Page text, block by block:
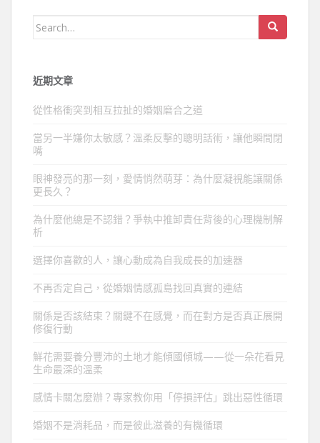
Search
近期文章
從性格衝突到相互拉扯的婚姻磨合之道
當另一半嫌你太敏感？溫柔反擊的聰明話術，讓他瞬間閉
嘴
眼神發亮的那一刻，愛情悄然萌芽：為什麼凝視能讓關係
更長久？
為什麼他總是不認錯？爭執中推卸責任背後的心理機制解
析
選擇你喜歡的人，讓心動成為自我成長的加速器
不再否定自己，從婚姻情感孤島找回真實的連結
關係是否該結束？關鍵不在感覺，而在對方是否真正展開
修復行動
鮮花需要養分豐沛的土地才能傾國傾城——從一朵花看見
生命最深的溫柔
感情卡關怎麼辦？專家教你用「停損評估」跳出惡性循環
婚姻不是消耗品，而是彼此滋養的有機循環